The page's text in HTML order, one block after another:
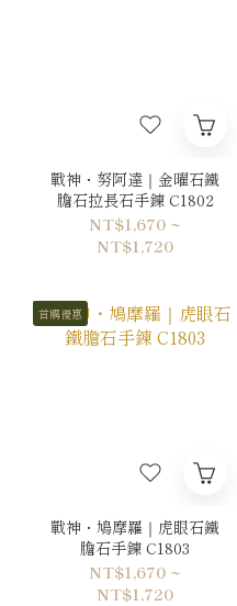
戰神・努阿達｜金曜石鐵
膽石拉長石手鍊 C1802
NT$1,670 ~
NT$1,720
首購優惠
戰神・鳩摩羅｜虎眼石鐵
膽石手鍊 C1803
NT$1,670 ~
NT$1,720